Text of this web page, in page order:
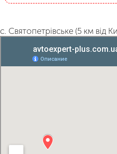
с. Святопетрівське (5 км від